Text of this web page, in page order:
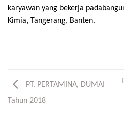
karyawan yang bekerja
Kimia, Tangerang, Banten.
PT. PERTAMINA, DUMAI
Tahun 2018